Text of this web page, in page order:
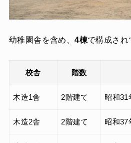
幼稚園舎を含め、4棟で構成され
校舎 階数
木造1舎 2階建て 昭和31
木造2舎 2階建て 昭和37